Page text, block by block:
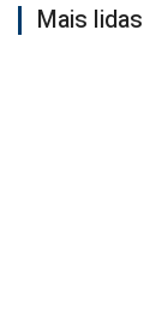
Mais lidas